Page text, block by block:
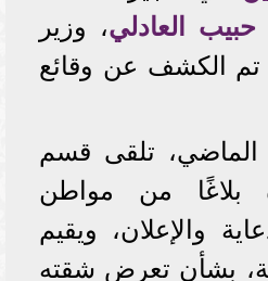
حبيب العادلي، وزير
تم الكشف عن وقائع
29 يونيو الماضي، تلقى قسم
بلاغًا من مواطن
والإعلان، ويقيم
بشأن تعرض شقته